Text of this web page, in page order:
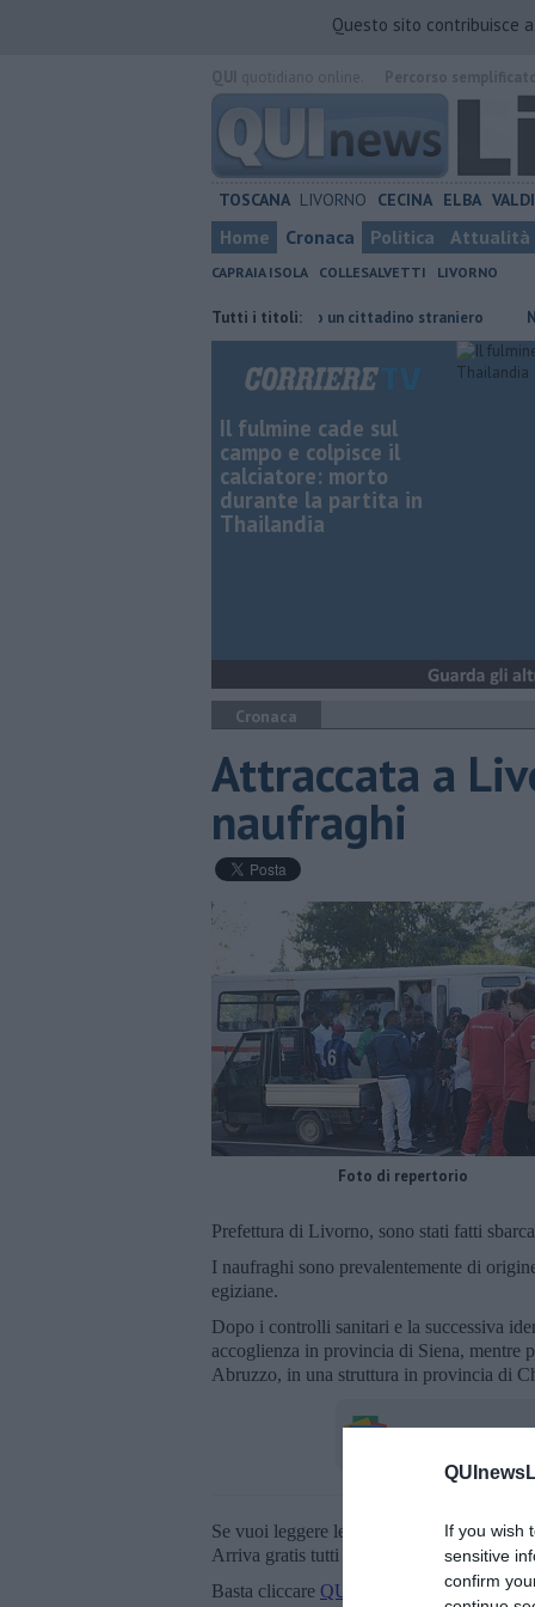
If you wish
sensitive
confirm
Questo sito contribuisce
TOSCANA LIVORNO CECINA ELBA
Home Cronaca Politica Attualità
CAPRAIA ISOLA COLLESALVETTI LIVORNO
Tutti i titoli:
Dopo vari reati espulso un cittadino straniero Nonna
Il fulmine cade sul
campo e colpisce il
calciatore: morto
durante la partita in
Thailandia
Cronaca
Attraccata a
naufraghi
Foto di repertorio
Prefettura di Livorno, sono stati fatti
I naufraghi sono prevalentemente di
egiziane.
Dopo i controlli sanitari e la successiva
accoglienza in provincia di Siena, mentre
Abruzzo, in una struttura in provincia di
Se vuoi leggere le notizie principali della
Arriva gratis tutti i giorni alle 20:00
Basta cliccare QUI